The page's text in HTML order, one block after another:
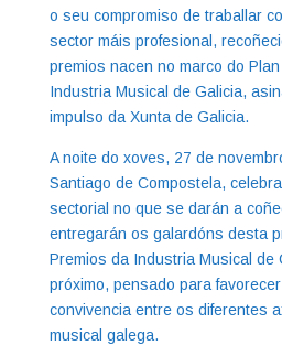
o seu compromiso de traballar
sector máis profesional,
premios nacen no marco do
Industria Musical de Galicia,
impulso da Xunta de Galicia.
A noite do xoves, 27 de
Santiago de Compostela,
sectorial no que se darán a
entregarán os galardóns desta
Premios da Industria Musical de
próximo, pensado para
convivencia entre os diferentes
musical galega.